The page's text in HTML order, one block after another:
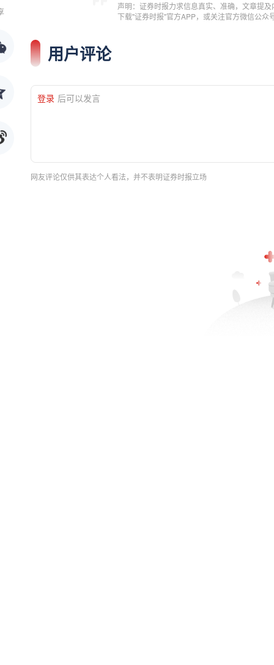
声明：证券时报力求信息真实、准确，文章提
下载"证券时报"官方APP，或关注官方微信公
用户评论
登录 后可以发言
网友评论仅供其表达个人看法，并不表明证券时报立场